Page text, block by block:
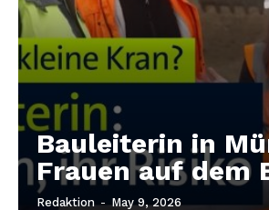
Bauleiterin in
Frauen auf dem
Redaktion - May 9, 2026